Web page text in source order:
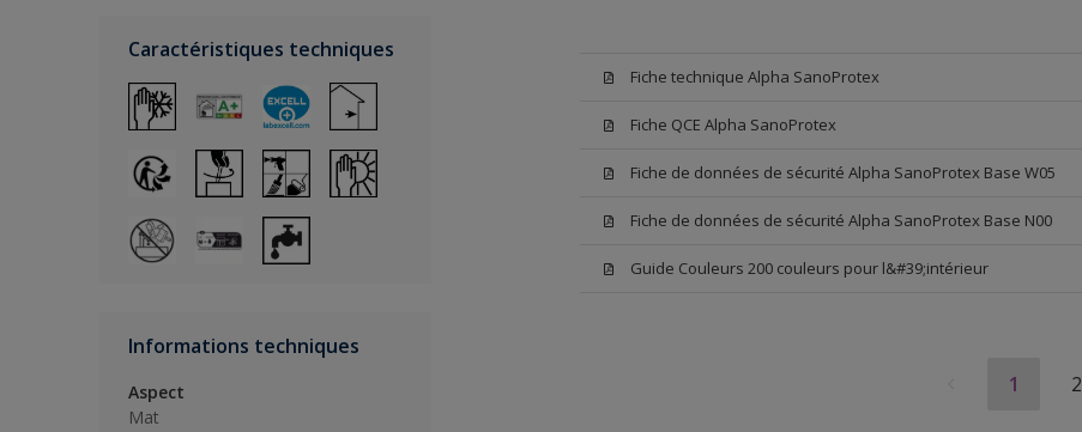
Caractéristiques techniques
Informations techniques
Aspect
Mat
Fiche technique Alpha SanoProtex
Fiche QCE Alpha SanoProtex
Fiche de données de sécurité Alpha SanoProtex Base W05
Fiche de données de sécurité Alpha SanoProtex Base N00
Guide Couleurs 200 couleurs pour l&#39;intérieur
1 2